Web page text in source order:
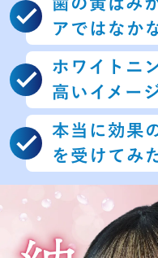
アではなか
ホワイトニ
高いイメー
本当に効果
を受けてみ